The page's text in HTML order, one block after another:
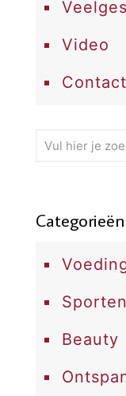
Video
Contact
Categorieën
Sporten
Beauty